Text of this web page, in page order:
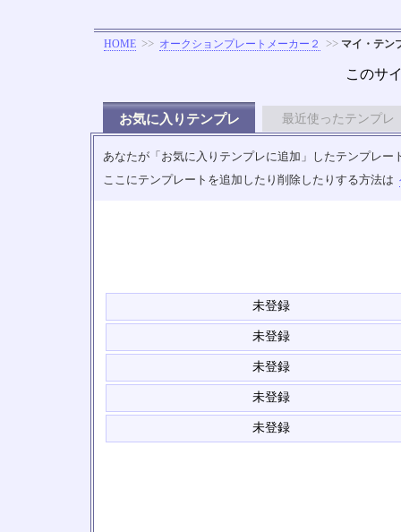
HOME >> オークションプレートメーカー２ >> マイ・テン
このサ
お気に入りテンプレ 最近使ったテンプレ
あなたが「お気に入りテンプレに追加」したテンプレー
ここにテンプレートを追加したり削除したりする方法は
未登録
未登録
未登録
未登録
未登録